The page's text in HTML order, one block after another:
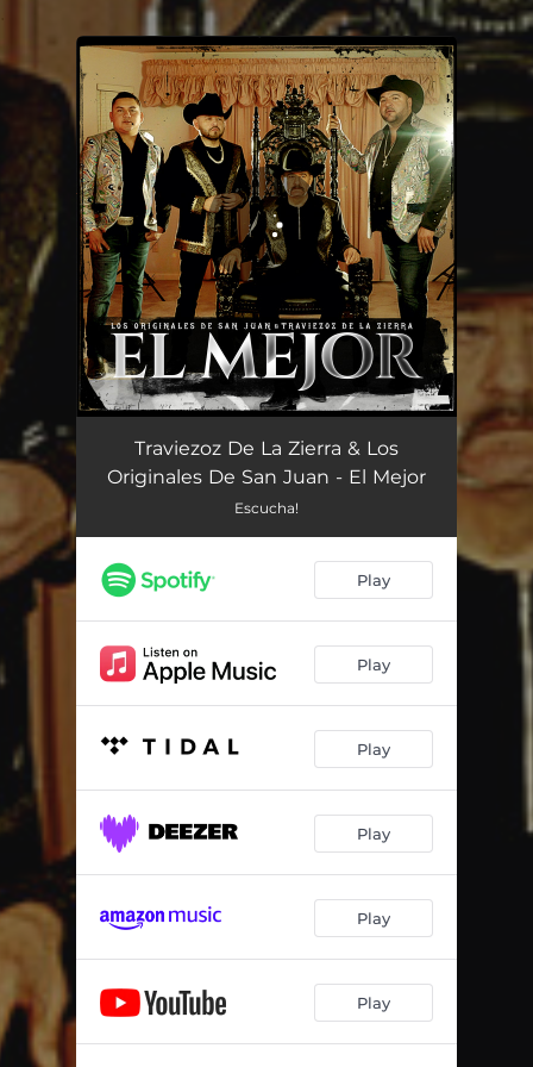
You're all set!
Traviezoz De La Zierra & Los
Originales De San Juan - El Mejor
Escucha!
Play
Play
Play
Play
Play
Play